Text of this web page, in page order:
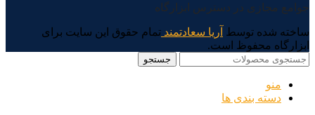
جوامع مجازی در دسترس ابزارگاه
ساخته شده توسط آریا سعادتمند تمام حقوق این سایت برای
ابزارگاه محفوظ است.
جستجو
منو
دسته بندی ها